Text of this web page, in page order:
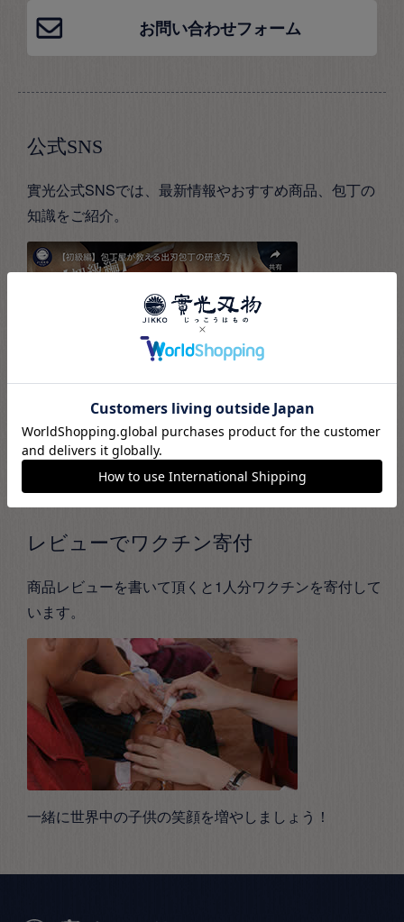
お問い合わせフォーム
公式SNS
實光公式SNSでは、最新情報やおすすめ商品、包丁の
知識をご紹介。
レビューでワクチン寄付
商品レビューを書いて頂くと1人分ワクチンを寄付して
います。
一緒に世界中の子供の笑顔を増やしましょう！